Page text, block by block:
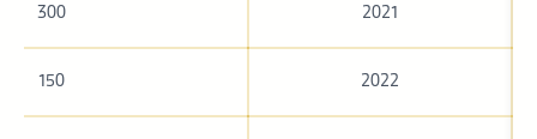
2021
300
2022
150